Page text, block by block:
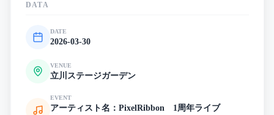
DATA
DATE
2026-03-30
VENUE
立川ステージガーデン
EVENT
アーティスト名：PixelRibbon 1周年ライブ